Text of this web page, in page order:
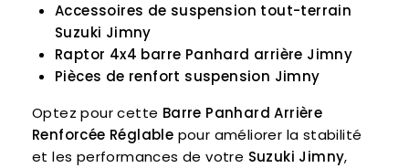
Accessoires de suspension tout-terrain
Suzuki Jimny
Raptor 4x4 barre Panhard arrière Jimny
Pièces de renfort suspension Jimny
Optez pour cette Barre Panhard Arrière
Renforcée Réglable pour améliorer la stabilité
et les performances de votre Suzuki Jimny,